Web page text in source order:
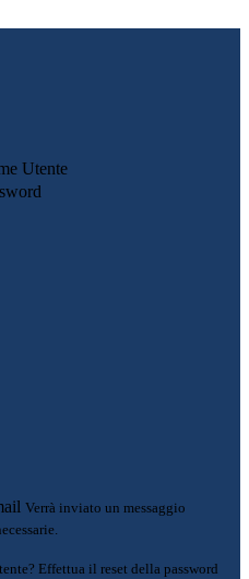
Utente
Verrà inviato un messaggio
Effettua il reset della password